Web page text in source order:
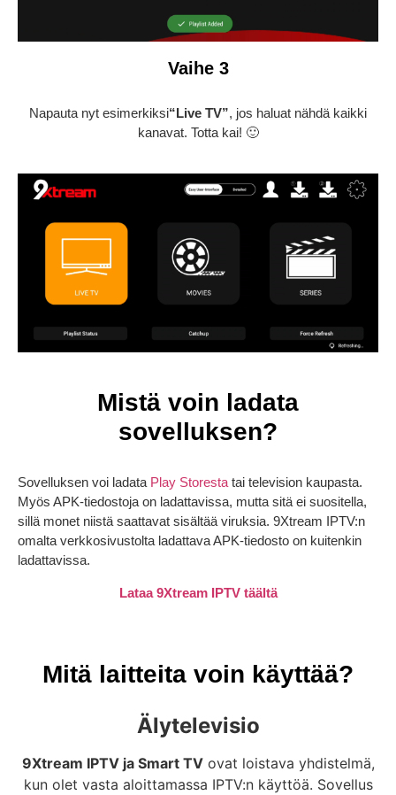
Vaihe 3
Napauta nyt esimerkiksi“Live TV”, jos haluat nähdä kaikki
kanavat. Totta kai! 🙂
Mistä voin ladata
sovelluksen?
Sovelluksen voi ladata Play Storestatai television kaupasta.
Myös APK-tiedostoja on ladattavissa, mutta sitä ei suositella,
sillä monet niistä saattavat sisältää viruksia. 9Xtream IPTV:n
omalta verkkosivustolta ladattava APK-tiedosto on kuitenkin
ladattavissa.
Lataa 9Xtream IPTV täältä
Mitä laitteita voin käyttää?
Älytelevisio
9Xtream IPTV ja Smart TVovat loistava yhdistelmä,
kun olet vasta aloittamassa IPTV:n käyttöä. Sovellus